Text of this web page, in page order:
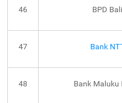
46 BPD Bali
47 Bank
48 Bank Maluku